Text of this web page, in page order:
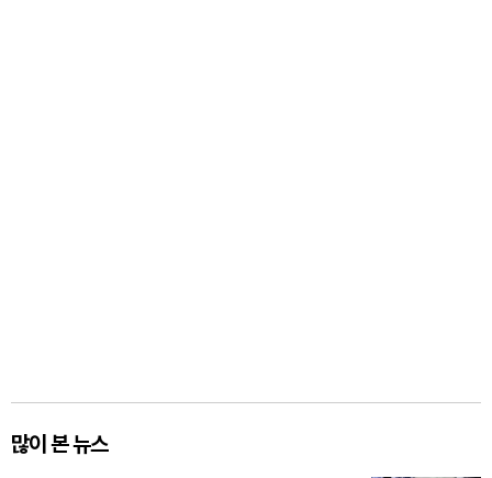
많이 본 뉴스